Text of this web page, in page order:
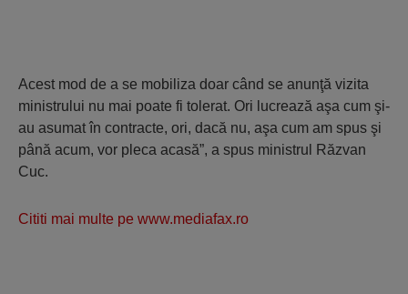
Acest mod de a se mobiliza doar când se anunţă vizita
ministrului nu mai poate fi tolerat. Ori lucrează aşa cum şi-
au asumat în contracte, ori, dacă nu, aşa cum am spus şi
până acum, vor pleca acasă”, a spus ministrul Răzvan
Cuc.
Cititi mai multe pe www.mediafax.ro